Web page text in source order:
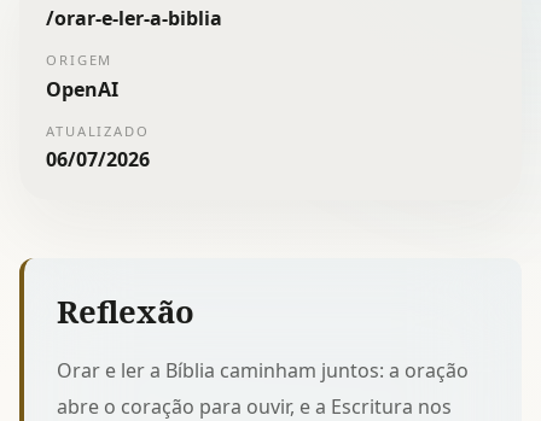
/orar-e-ler-a-biblia
ORIGEM
OpenAI
ATUALIZADO
06/07/2026
Reflexão
Orar e ler a Bíblia caminham juntos: a oração
abre o coração para ouvir, e a Escritura nos